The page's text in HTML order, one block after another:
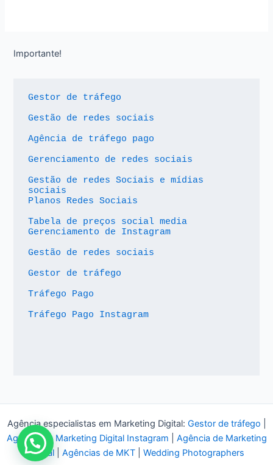
Importante!
Gestor de tráfego
Gestão de redes sociais
Agência de tráfego pago
Gerenciamento de redes sociais
Gestão de redes Sociais e mídias
sociais
Planos Redes Sociais
Tabela de preços social media
Gerenciamento de Instagram
Gestão de redes sociais
Gestor de tráfego
Tráfego Pago
Tráfego Pago Instagram
Agência especialistas em Marketing Digital: Gestor de tráfego
Agência de Marketing Digital Instagram
Agência de Marketing
Digital| Agências de MKT| Wedding Photographers